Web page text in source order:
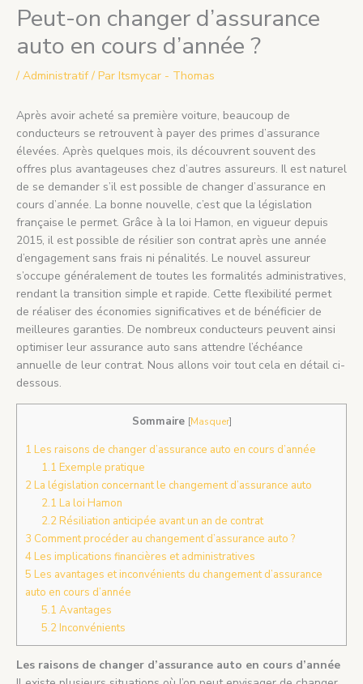
Peut-on changer d’assurance
auto en cours d’année ?
/ Administratif/ Par Itsmycar - Thomas
Après avoir acheté sa première voiture, beaucoup de
conducteurs se retrouvent à payer des primes d’assurance
élevées. Après quelques mois, ils découvrent souvent des
offres plus avantageuses chez d’autres assureurs. Il est naturel
de se demander s’il est possible de changer d’assurance en
cours d’année. La bonne nouvelle, c’est que la législation
française le permet. Grâce à la loi Hamon, en vigueur depuis
2015, il est possible de résilier son contrat après une année
d’engagement sans frais ni pénalités. Le nouvel assureur
s’occupe généralement de toutes les formalités administratives,
rendant la transition simple et rapide. Cette flexibilité permet
de réaliser des économies significatives et de bénéficier de
meilleures garanties. De nombreux conducteurs peuvent ainsi
optimiser leur assurance auto sans attendre l’échéance
annuelle de leur contrat. Nous allons voir tout cela en détail ci-
dessous.
Sommaire [Masquer]
1 Les raisons de changer d’assurance auto en cours d’année
1.1 Exemple pratique
2La législation concernant le changement d’assurance auto
2.1 La loi Hamon
2.2Résiliation anticipée avant un an de contrat
3 Comment procéder au changement d’assurance auto ?
4Les implications financières et administratives
5 Les avantages et inconvénients du changement d’assurance
auto en cours d’année
5.1 Avantages
5.2Inconvénients
Les raisons de changer d’assurance auto en cours d’année